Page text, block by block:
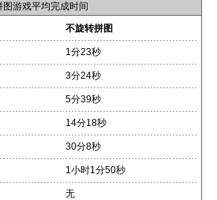
图游戏平均完成时间
不旋转拼图
1分23秒
3分24秒
5分39秒
14分18秒
30分8秒
1小时1分50秒
无